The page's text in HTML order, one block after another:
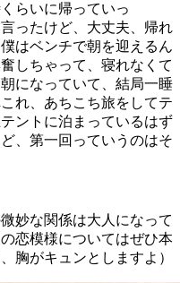
らいに帰っていっ
ったけど、大丈夫、帰れ
はベンチで朝を迎えるん
しちゃって、寝れなくて
になっていて、結局一睡
れ、あちこち旅をしてテ
ントに泊まっているはず
、第一回っていうのはそ
妙な関係は大人になって
恋模様についてはぜひ本
胸がキュンとしますよ）